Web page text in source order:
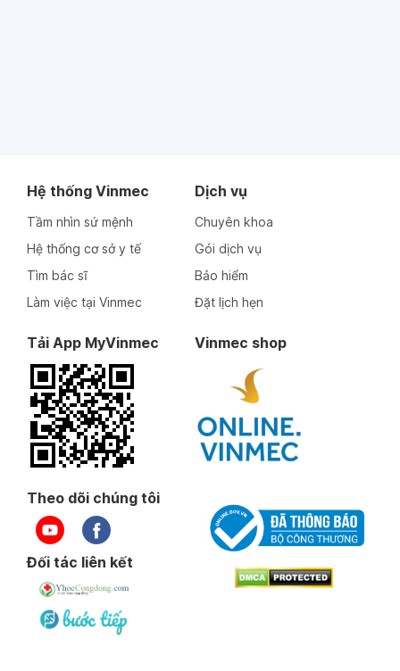
Hệ thống Vinmec
Tầm nhìn sứ mệnh
Hệ thống cơ sở y tế
Tìm bác sĩ
Làm việc tại Vinmec
Dịch vụ
Chuyên khoa
Gói dịch vụ
Bảo hiểm
Đặt lịch hẹn
Tải App MyVinmec Vinmec shop
Theo dõi chúng tôi
Đối tác liên kết